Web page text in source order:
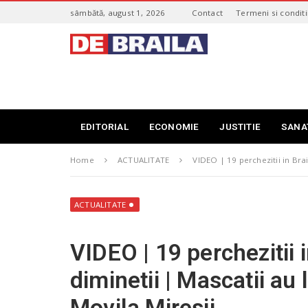
c
sâmbătă, august 1, 2026 Contact Termeni si conditii
t
B
l
r
a
l
a
EDITORIAL ECONOMIE JUSTITIE
Home ACTUALITATE VIDEO | 19 perchezitii in
ACTUALITATE
VIDEO | 19 perchezitii
diminetii | Mascatii au